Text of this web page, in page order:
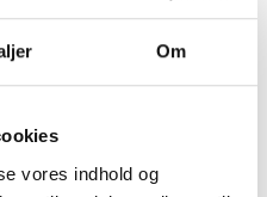
Om
vores indhold og
(30 min. i Kbh)